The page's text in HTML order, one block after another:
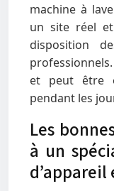
machine à
un site réel
disposition
et peut être
pendant les
Les
à un